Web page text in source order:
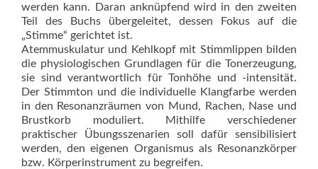
werden kann. Daran anknüpfend wird in den zweiten
Teil des Buchs übergeleitet, dessen Fokus auf die
„Stimme“ gerichtet ist.
Atemmuskulatur und Kehlkopf mit Stimmlippen bilden
die physiologischen Grundlagen für die Tonerzeugung,
sie sind verantwortlich für Tonhöhe und -intensität.
Der Stimmton und die individuelle Klangfarbe werden
in den Resonanzräumen von Mund, Rachen, Nase und
Brustkorb moduliert. Mithilfe verschiedener
praktischer Übungsszenarien soll dafür sensibilisiert
werden, den eigenen Organismus als Resonanzkörper
bzw. Körperinstrument zu begreifen.